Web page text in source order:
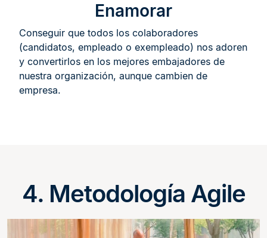
Enamorar
Conseguir que todos los colaboradores
(candidatos, empleado o exempleado) nos adoren
y convertirlos en los mejores embajadores de
nuestra organización, aunque cambien de
empresa.
4. Metodología Agile